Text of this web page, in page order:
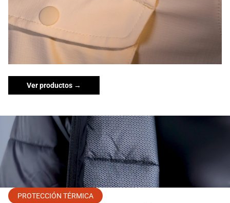
Ver productos →
PROTECCIÓN TÉRMICA